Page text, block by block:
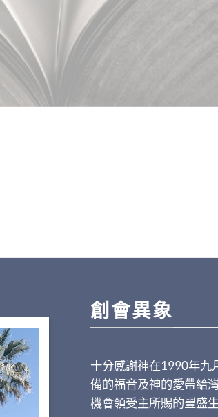
創會異象
十分感謝神在1990年九
備的福音及神的愛帶給
機會領受主所賜的豐盛